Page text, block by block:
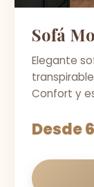
Sofá
Elegante
Confort y
Desde